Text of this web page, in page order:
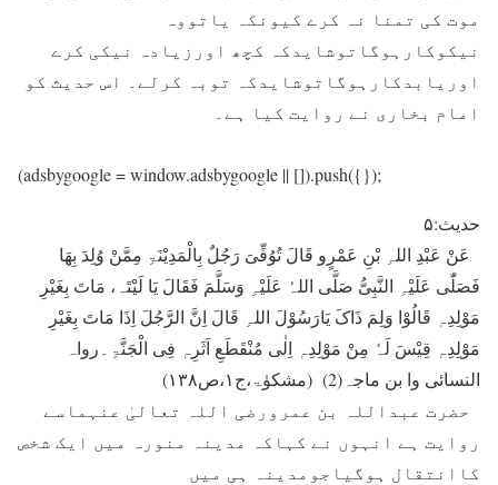
موت کی تمنا نہ کرے کیونکہ یاتووہ
نیکوکارہوگاتوشایدکہ کچھ اورزیادہ نیکی کرے
اوریابدکارہوگاتوشایدکہ توبہ کرلے۔ اس حدیث کو
امام بخاری نے روایت کیا ہے۔
(adsbygoogle = window.adsbygoogle || []).push({});
حدیث:۵
عَنْ عَبْدِ اللہِ بْنِ عَمْرٍو قَالَ تُوُفِّیَ رَجُلٌ بِالْمَدِیْنَۃِ مِمَّنْ وُلِدَ بِھَا
فَصَلّٰی عَلَیْہِ النَّبِیُّ صَلَّی اللہُ عَلَیْہِ وَسَلَّمَ فَقَالَ یَا لَیْتَہ، مَاتَ بِغَیْرِ
مَوْلِدِہٖ قَالُوْا وَلِمَ ذَاکَ یَارَسُوْلَ اللہِ قَالَ اِنَّ الرَّجُلَ اِذَا مَاتَ بِغَیْرِ
مَوْلِدِہٖ قِیْسَ لَہٗ مِنْ مَوْلِدِہٖ اِلٰی مُنْقَطَعِ اَثَرِہٖ فِی الْجَنَّۃِ۔رواہ
النسائی وا بن ماجہ(2) (مشکوٰۃ،ج۱،ص۱۳۸)
حضرت عبداللہ بن عمرورضی اللہ تعالیٰ عنہماسے
روایت ہے انہوں نے کہاکہ مدینہ منورہ میں ایک شخص
کاانتقال ہوگیاجومدینہ ہی میں